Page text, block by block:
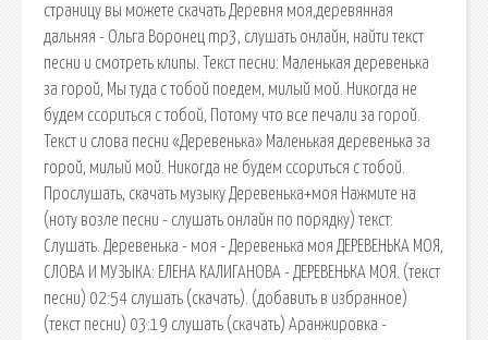
страницу вы можете скачать Деревня моя,деревянная
дальняя - Ольга Воронец mp3, слушать онлайн, найти текст
песни и смотреть клипы. Текст песни: Маленькая деревенька
за горой, Мы туда с тобой поедем, милый мой. Никогда не
будем ссориться с тобой, Потому что все печали за горой.
Текст и слова песни «Деревенька» Маленькая деревенька за
горой, милый мой. Никогда не будем ссориться с тобой.
Прослушать, скачать музыку Деревенька+моя Нажмите на
(ноту возле песни - слушать онлайн по порядку) текст:
Слушать. Деревенька - моя - Деревенька моя ДЕРЕВЕНЬКА МОЯ,
СЛОВА И МУЗЫКА: ЕЛЕНА КАЛИГАНОВА - ДЕРЕВЕНЬКА МОЯ. (текст
песни) 02:54 слушать (скачать). (добавить в избранное)
(текст песни) 03:19 слушать (скачать) Аранжировка -